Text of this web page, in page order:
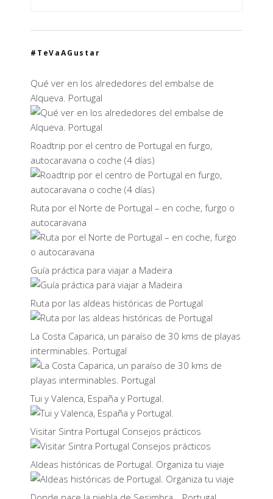
#TeVaAGustar
Qué ver en los alrededores del embalse de
Alqueva. Portugal
Roadtrip por el centro de Portugal en furgo,
autocaravana o coche (4 días)
Ruta por el Norte de Portugal – en coche, furgo o
autocaravana
Guía práctica para viajar a Madeira
Ruta por las aldeas históricas de Portugal
La Costa Caparica, un paraíso de 30 kms de playas
interminables. Portugal
Tui y Valenca, España y Portugal.
Visitar Sintra Portugal Consejos prácticos
Aldeas históricas de Portugal. Organiza tu viaje